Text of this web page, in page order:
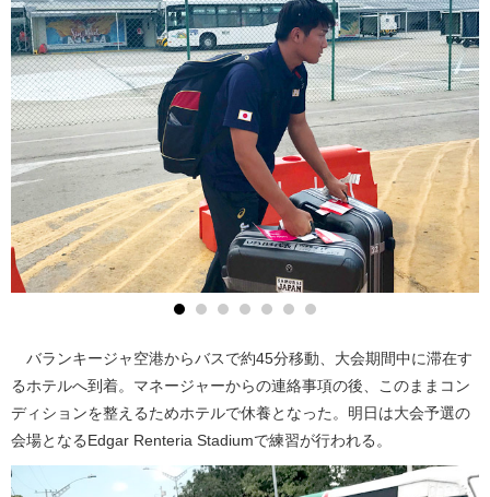
バランキージャ空港からバスで約45分移動、大会期間中に滞在す
るホテルへ到着。マネージャーからの連絡事項の後、このままコン
ディションを整えるためホテルで休養となった。明日は大会予選の
会場となるEdgar Renteria Stadiumで練習が行われる。